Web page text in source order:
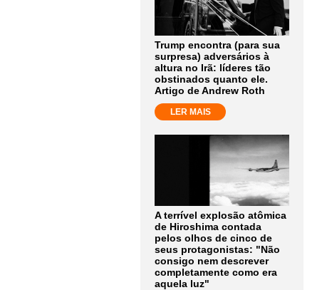
Trump encontra (para sua
surpresa) adversários à
altura no Irã: líderes tão
obstinados quanto ele.
Artigo de Andrew Roth
LER MAIS
A terrível explosão atômica
de Hiroshima contada
pelos olhos de cinco de
seus protagonistas: "Não
consigo nem descrever
completamente como era
aquela luz"